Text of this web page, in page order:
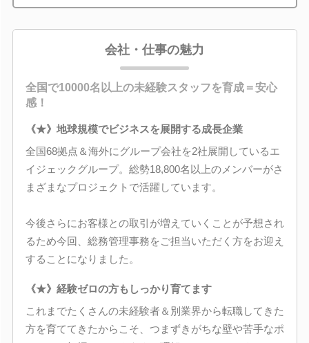
会社・仕事の魅力
全国で10000名以上の未経験スタッフを育成＝安心
感！
《★》地球規模でビジネスを展開する成長企業
全国68拠点＆海外にグループ会社を2社展開しているエ
イジェックグループ。総勢18,800名以上のメンバーがさ
まざまなプロジェクトで活躍しています。
今後さらにお客様との取引が増えていくことが予想され
るため今回、総務管理事務をご担当いただく方をお迎え
することになりました。
《★》経験ゼロの方もしっかり育てます
これまでたくさんの未経験者＆別業界から転職してきた
方を育ててきたからこそ、つまずきがちな壁や苦手なポ